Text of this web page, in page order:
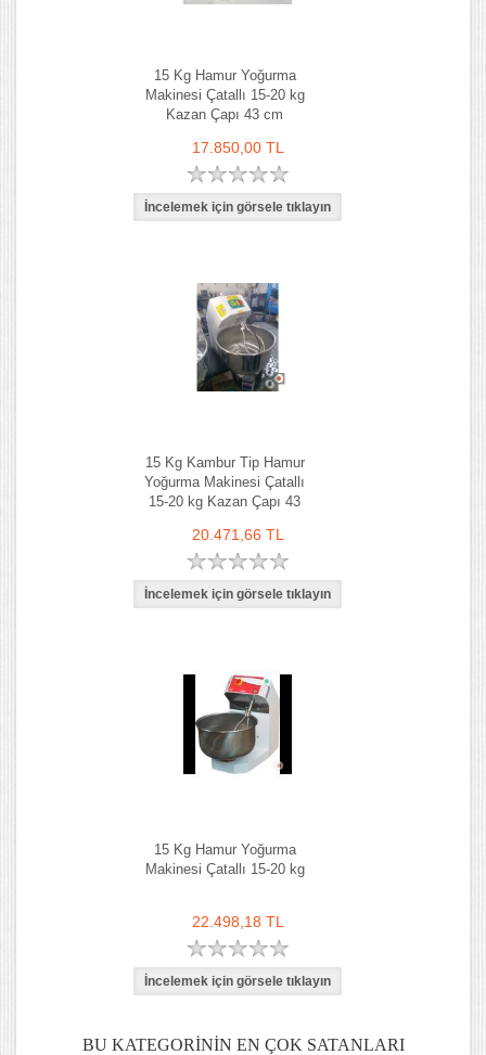
15 Kg Hamur Yoğurma
Makinesi Çatallı 15-20 kg
Kazan Çapı 43 cm
17.850,00 TL
15 Kg Kambur Tip Hamur
Yoğurma Makinesi Çatallı
15-20 kg Kazan Çapı 43
20.471,66 TL
15 Kg Hamur Yoğurma
Makinesi Çatallı 15-20 kg
22.498,18 TL
BU KATEGORININ EN ÇOK SATANLARI